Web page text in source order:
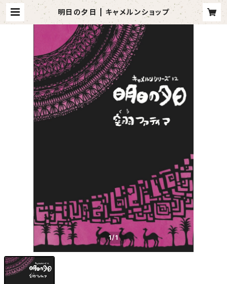
明日の夕日 | キャメルンショップ
1/1